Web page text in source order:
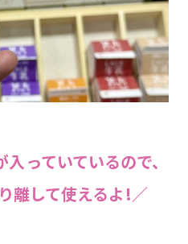
っていているので、
離して使えるよ!／